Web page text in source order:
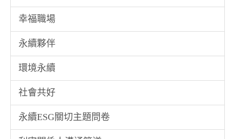
幸福職場
永續夥伴
環境永續
社會共好
永續ESG關切主題問卷